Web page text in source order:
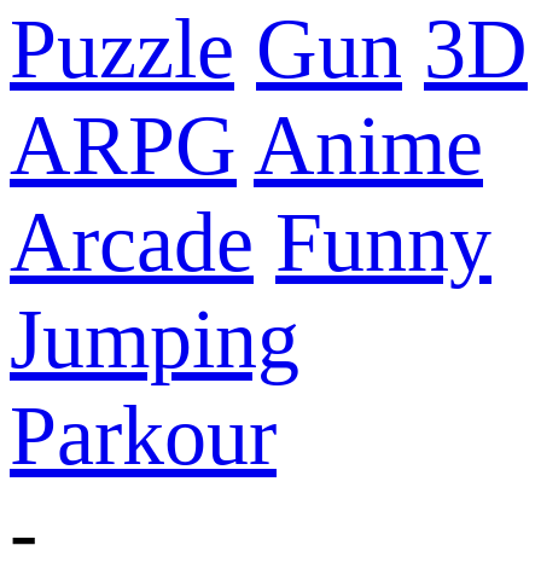
Puzzle Gun 3D
ARPG Anime
Arcade Funny
Jumping
Parkour
-